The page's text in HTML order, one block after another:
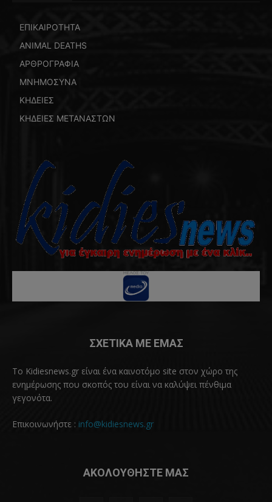
ΕΠΙΚΑΙΡΟΤΗΤΑ
ANIMAL DEATHS
ΑΡΘΡΟΓΡΑΦΙΑ
ΜΝΗΜΟΣΥΝΑ
ΚΗΔΕΙΕΣ
ΚΗΔΕΙΕΣ ΜΕΤΑΝΑΣΤΩΝ
ΣΧΕΤΙΚΑ ΜΕ ΕΜΑΣ
Το Kidiesnews.gr είναι ένα καινοτόμο site στον χώρο της
ενημέρωσης που σκοπός του είναι να καλύψει πένθιμα
γεγονότα.
Επικοινωνήστε : info@kidiesnews.gr
ΑΚΟΛΟΥΘΗΣΤΕ ΜΑΣ